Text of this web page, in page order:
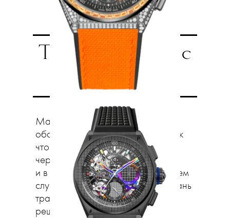
Традиции плюс
инновации
Мало кто может устоять перед
обаянием винтажных моделей, так
что дизайнеры по-прежнему
черпают вдохновение в архивах
и в истории брендов. Это ни в коем
случае не ностальгия, а скорее дань
традициям и инновациям в одном
решении. Montblanc, для которых